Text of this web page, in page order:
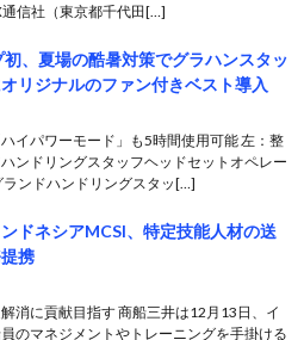
通信社（東京都千代田[…]
、夏場の酷暑対策でグラハンスタッ
リジナルのファン付きベスト導入
イパワーモード」も5時間使用可能 左：整
ンドリングスタッフヘッドセットオペレー
ランドハンドリングスタッ[…]
ドネシアMCSI、特定技能人材の送
携
消に貢献目指す 商船三井は12月13日、イ
のマネジメントやトレーニングを手掛ける